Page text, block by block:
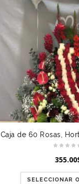
Caja de 60 Rosas,
355.00
SELECCIONAR